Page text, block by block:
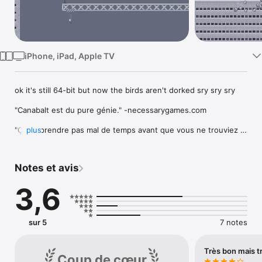
Watch
TV
iPhone, iPad, Apple TV
ok it's still 64-bit but now the birds aren't dorked sry sry sry
"Canabalt est du pure génie." -necessarygames.com
"Ça va prendre pas mal de temps avant que vous ne trouviez à
"Je l'ai acheté la nuit dernière, et à côté de Eliss et iDracula
le gameplay ramené à un bouton s'adapte parfaitement au
petit smartphone omniprésent d'Apple." -Rev. Burch,
Destructoid
"Canabalt est un divertissement fun et arbore de séduisants
"Ce jeu de platforme en "fuite infinie" est simplement superbe
plus
Notes et avis
3,6
sur 5 7 notes
Très bon mais